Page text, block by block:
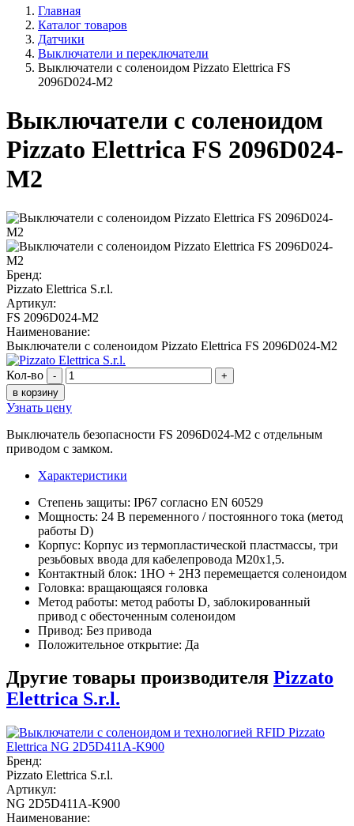
Главная
Каталог товаров
Датчики
Выключатели и переключатели
Выключатели с соленоидом Pizzato Elettrica FS
2096D024-M2
Выключатели с соленоидом
Pizzato Elettrica FS 2096D024-
M2
Бренд:
Pizzato Elettrica S.r.l.
Артикул:
FS 2096D024-M2
Наименование:
Выключатели с соленоидом Pizzato Elettrica FS 2096D024-M2
Кол-во -
+
в корзину
Узнать цену
Выключатель безопасности FS 2096D024-M2 с отдельным
приводом с замком.
Характеристики
Степень защиты: IP67 согласно EN 60529
Мощность: 24 В переменного / постоянного тока (метод
работы D)
Корпус: Корпус из термопластической пластмассы, три
резьбовых ввода для кабелепровода M20x1,5.
Контактный блок: 1НО + 2НЗ перемещается соленоидом
Головка: вращающаяся головка
Метод работы: метод работы D, заблокированный
привод с обесточенным соленоидом
Привод: Без привода
Положительное открытие: Да
Другие товары производителя Pizzato
Elettrica S.r.l.
Бренд:
Pizzato Elettrica S.r.l.
Артикул:
NG 2D5D411A-K900
Наименование: